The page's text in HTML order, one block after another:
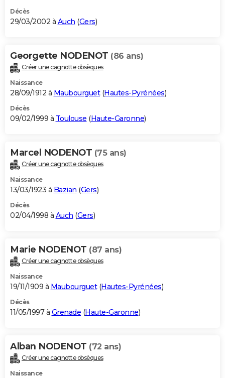
Décès
29/03/2002 à Auch (Gers)
Georgette NODENOT (86 ans)
Créer une cagnotte obsèques
Naissance
28/09/1912 à Maubourguet(Hautes-Pyrénées)
Décès
09/02/1999 à Toulouse (Haute-Garonne)
Marcel NODENOT (75 ans)
Créer une cagnotte obsèques
Naissance
13/03/1923 à Bazian (Gers)
Décès
02/04/1998 à Auch (Gers)
Marie NODENOT (87 ans)
Créer une cagnotte obsèques
Naissance
19/11/1909 à Maubourguet(Hautes-Pyrénées)
Décès
11/05/1997 à Grenade (Haute-Garonne)
Alban NODENOT (72 ans)
Créer une cagnotte obsèques
Naissance